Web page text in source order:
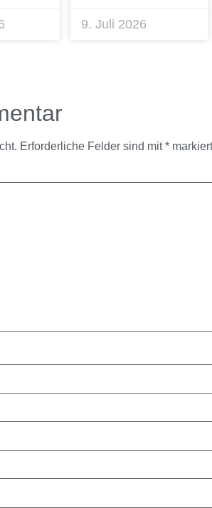
9. Juli 2026
Erforderliche Felder sind mit* markiert